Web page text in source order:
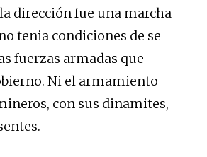
dirección fue una marcha
tenia condiciones de se
fuerzas armadas que
Ni el armamiento
con sus dinamites,